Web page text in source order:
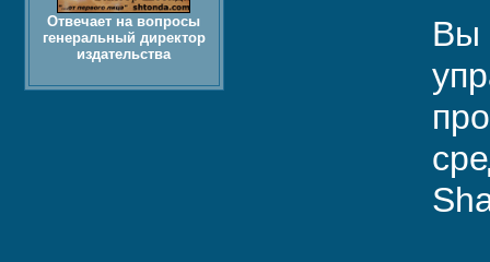
Вы
Отвечает на вопросы
генеральный директор
издательства